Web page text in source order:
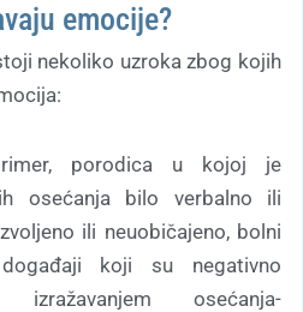
emocije?
nekoliko uzroka zbog kojih
porodica u kojoj je
osećanja bilo verbalno ili
ili neuobičajeno, bolni
koji su negativno
osećanja-